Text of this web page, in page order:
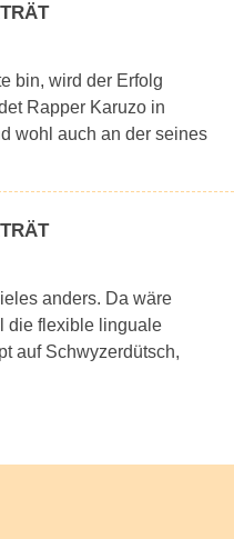
bin, wird der Erfolg
Rapper Karuzo in
wohl auch an der seines
anders. Da wäre
die flexible linguale
auf Schwyzerdütsch,